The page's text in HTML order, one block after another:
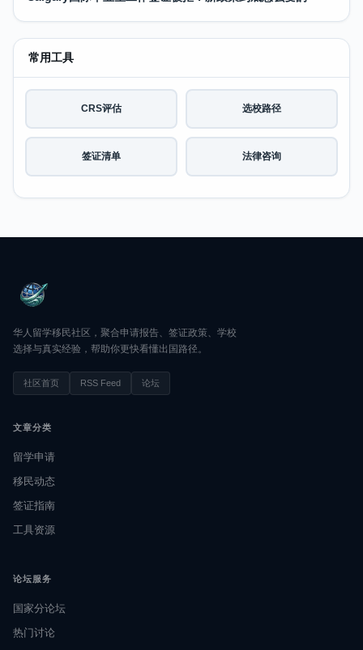
常用工具
CRS评估 选校路径
签证清单 法律咨询
华人留学移民社区，聚合申请报告、签证政策、学校
选择与真实经验，帮助你更快看懂出国路径。
社区首页 RSS Feed 论坛
文章分类
留学申请
移民动态
签证指南
工具资源
论坛服务
国家分论坛
热门讨论